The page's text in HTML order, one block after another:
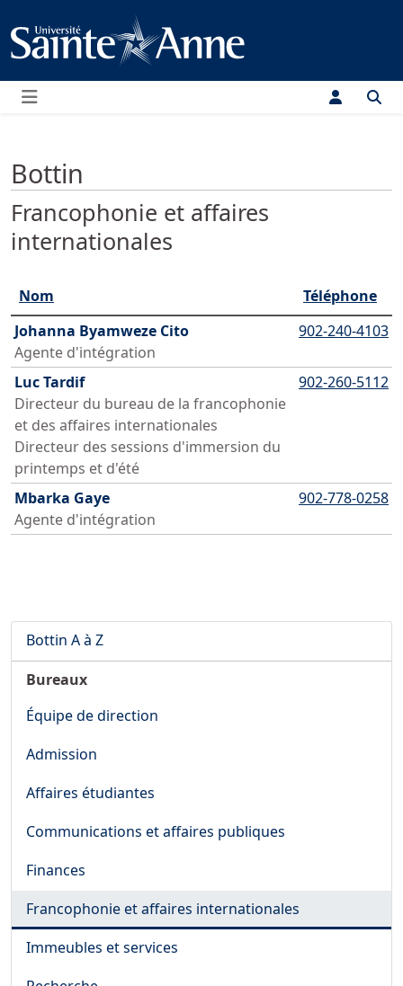
Menu
Bottin
Francophonie et affaires
internationales
Nom
Téléphone
Johanna Byamweze Cito
Agente d'intégration
902-240-4103
Luc Tardif
Directeur du bureau de la francophonie
et des affaires internationales
Directeur des sessions d'immersion du
printemps et d'été
902-260-5112
Mbarka Gaye
Agente d'intégration
902-778-0258
Bottin A à Z
Bureaux
Équipe de direction
Admission
Affaires étudiantes
Communications et affaires publiques
Finances
Francophonie et affaires internationales
Immeubles et services